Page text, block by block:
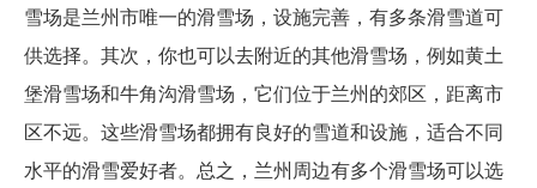
雪场是兰州市唯一的滑雪场，设施完善，有多条滑雪道可
供选择。其次，你也可以去附近的其他滑雪场，例如黄土
堡滑雪场和牛角沟滑雪场，它们位于兰州的郊区，距离市
区不远。这些滑雪场都拥有良好的雪道和设施，适合不同
水平的滑雪爱好者。总之，兰州周边有多个滑雪场可以选